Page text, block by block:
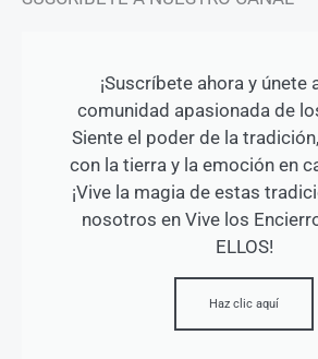
¡Suscríbete ahora y únete
comunidad apasionada de
Siente el poder de la
con la tierra y la emoción en
¡Vive la magia de estas
nosotros en Vive los
ELLOS!
Haz clic aquí